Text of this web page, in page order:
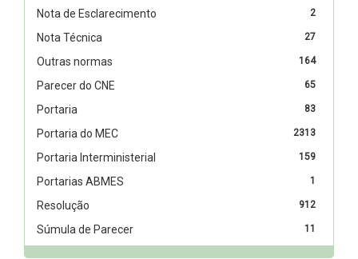
2
Nota de Esclarecimento
27
Nota Técnica
164
Outras normas
65
Parecer do CNE
83
Portaria
2313
Portaria do MEC
159
Portaria Interministerial
1
Portarias ABMES
912
Resolução
11
Súmula de Parecer